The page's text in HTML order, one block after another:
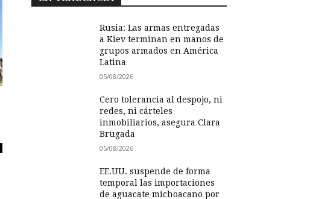
Rusia: Las armas entregadas
a Kiev terminan en manos de
grupos armados en América
Latina
05/08/2026
Cero tolerancia al despojo, ni
redes, ni cárteles
inmobiliarios, asegura Clara
Brugada
05/08/2026
EE.UU. suspende de forma
temporal las importaciones
de aguacate michoacano por